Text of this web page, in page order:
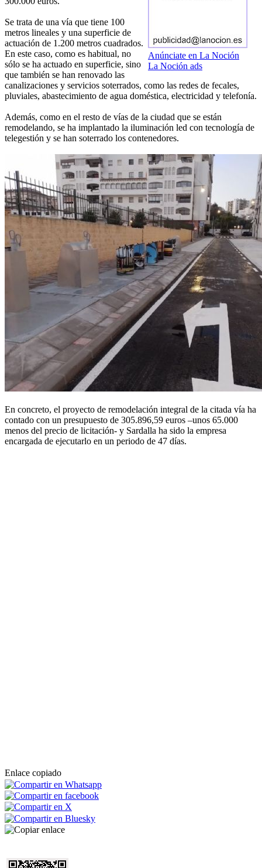
Anúnciate en La Noción
La Noción ads
Se trata de una vía que tiene 100
metros lineales y una superficie de
actuación de 1.200 metros cuadrados.
En este caso, como es habitual, no
sólo se ha actuado en superficie, sino
que también se han renovado las
canalizaciones y servicios soterrados, como las redes de fecales,
pluviales, abastecimiento de agua doméstica, electricidad y telefonía.
Además, como en el resto de vías de la ciudad que se están
remodelando, se ha implantado la iluminación led con tecnología de
telegestión y se han soterrado los contenedores.
En concreto, el proyecto de remodelación integral de la citada vía ha
contado con un presupuesto de 305.896,59 euros –unos 65.000
menos del precio de licitación- y Sardalla ha sido la empresa
encargada de ejecutarlo en un periodo de 47 días.
Enlace copiado